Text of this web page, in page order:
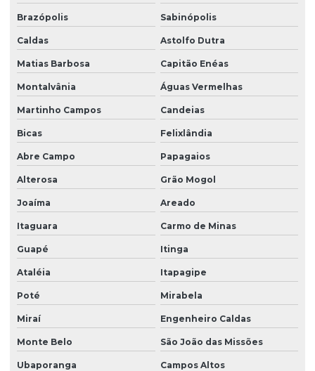
Brazópolis Sabinópolis
Caldas Astolfo Dutra
Matias Barbosa Capitão Enéas
Montalvânia Águas Vermelhas
Martinho Campos Candeias
Bicas Felixlândia
Abre Campo Papagaios
Alterosa Grão Mogol
Joaíma Areado
Itaguara Carmo de Minas
Guapé Itinga
Ataléia Itapagipe
Poté Mirabela
Miraí Engenheiro Caldas
Monte Belo São João das Missões
Ubaporanga Campos Altos